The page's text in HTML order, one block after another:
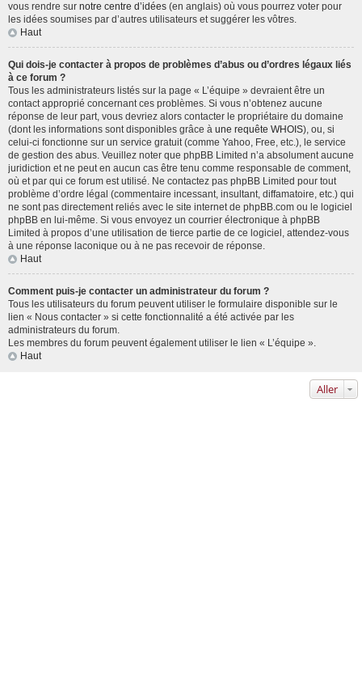
vous rendre sur notre centre d’idées (en anglais) où vous pourrez voter pour
les idées soumises par d’autres utilisateurs et suggérer les vôtres.
Haut
Qui dois-je contacter à propos de problèmes d’abus ou d’ordres légaux liés
à ce forum ?
Tous les administrateurs listés sur la page « L’équipe » devraient être un
contact approprié concernant ces problèmes. Si vous n’obtenez aucune
réponse de leur part, vous devriez alors contacter le propriétaire du domaine
(dont les informations sont disponibles grâce à une requête WHOIS), ou, si
celui-ci fonctionne sur un service gratuit (comme Yahoo, Free, etc.), le service
de gestion des abus. Veuillez noter que phpBB Limited n’a absolument aucune
juridiction et ne peut en aucun cas être tenu comme responsable de comment,
où et par qui ce forum est utilisé. Ne contactez pas phpBB Limited pour tout
problème d’ordre légal (commentaire incessant, insultant, diffamatoire, etc.) qui
ne sont pas directement reliés avec le site internet de phpBB.com ou le logiciel
phpBB en lui-même. Si vous envoyez un courrier électronique à phpBB
Limited à propos d’une utilisation de tierce partie de ce logiciel, attendez-vous
à une réponse laconique ou à ne pas recevoir de réponse.
Haut
Comment puis-je contacter un administrateur du forum ?
Tous les utilisateurs du forum peuvent utiliser le formulaire disponible sur le
lien « Nous contacter » si cette fonctionnalité a été activée par les
administrateurs du forum.
Les membres du forum peuvent également utiliser le lien « L’équipe ».
Haut
Aller